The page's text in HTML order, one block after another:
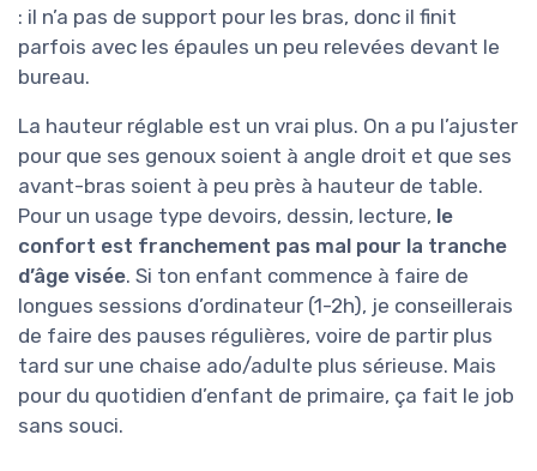
: il n’a pas de support pour les bras, donc il finit
parfois avec les épaules un peu relevées devant le
bureau.
La hauteur réglable est un vrai plus. On a pu l’ajuster
pour que ses genoux soient à angle droit et que ses
avant-bras soient à peu près à hauteur de table.
Pour un usage type devoirs, dessin, lecture, le
confort est franchement pas mal pour la tranche
d’âge visée. Si ton enfant commence à faire de
longues sessions d’ordinateur (1-2h), je conseillerais
de faire des pauses régulières, voire de partir plus
tard sur une chaise ado/adulte plus sérieuse. Mais
pour du quotidien d’enfant de primaire, ça fait le job
sans souci.